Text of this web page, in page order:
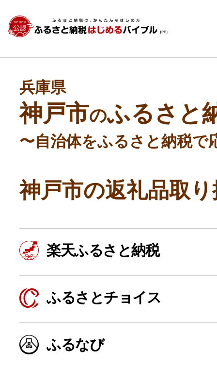
よく見られている返礼品
兵庫県
神戸市のふるさと
〜自治体をふるさと納税で
神戸市の返礼品取
楽天ふるさと納税
ふるさとチョイス
ふるなび